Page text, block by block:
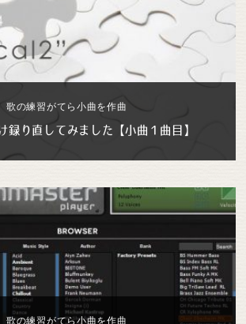
歌の練習がてら小曲を作曲
録り直してみました【小曲１曲目】
歌の練習がてら小曲を作曲